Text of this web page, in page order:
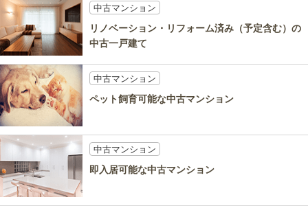
中古マンション
リノベーション・リフォーム済み（予定含む）の
中古一戸建て
中古マンション
ペット飼育可能な中古マンション
中古マンション
即入居可能な中古マンション